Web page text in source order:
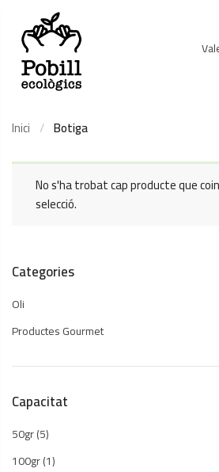
Inici Botiga
No s'ha trobat cap producte que
selecció.
Categories
Oli
Productes Gourmet
Capacitat
50gr(5)
100gr(1)